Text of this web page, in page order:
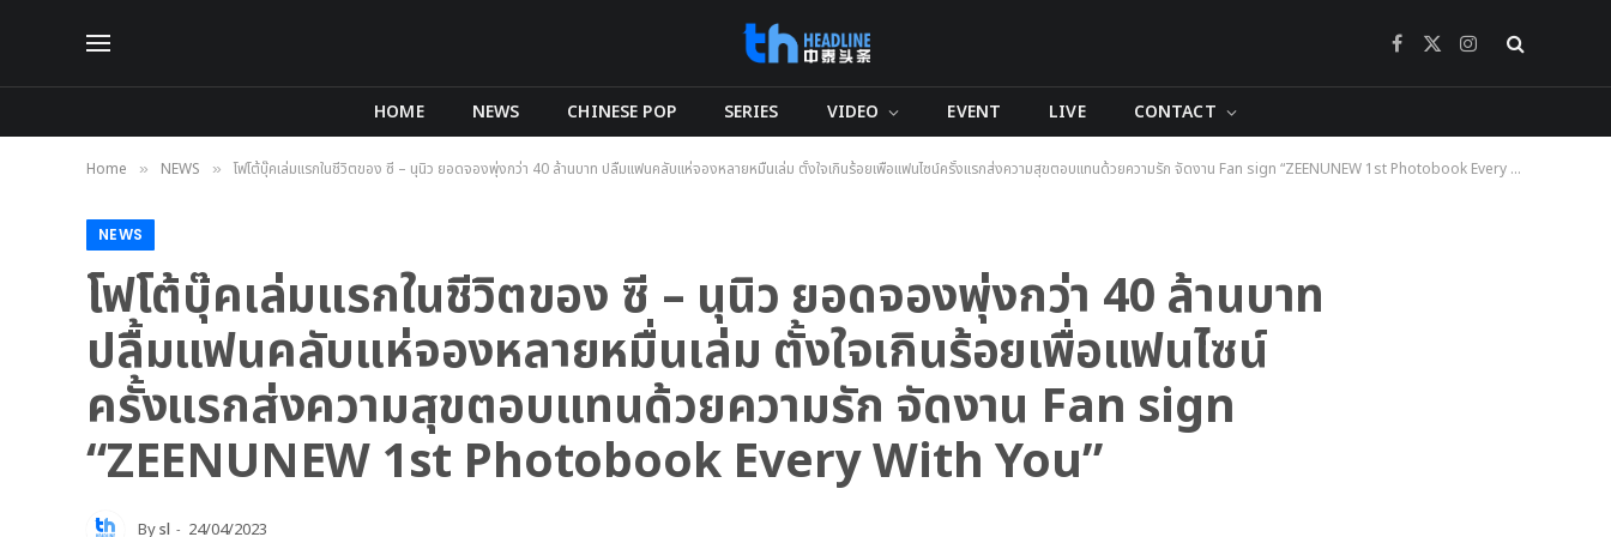
Facebook
X
Instagram
HOME NEWS CHINESE POP SERIES VIDEO EVENT LIVE CONTACT
Home » NEWS » โฟโต้บุ๊คเล่มแรกในชีวิตของ ซี – นุนิว ยอดจองพุ่งกว่า 40 ล้านบาท ปลื้มแฟนคลับแห่จองหลายหมื่นเล่ม ตั้งใจเกินร้อยเพื่อแฟนไซน์ครั้งแรกส่งความสุขตอบแทนด้วยความรัก จัดงาน Fan sign “ZEENUNEW 1st Photobook Every With You”
NEWS
โฟโต้บุ๊คเล่มแรกในชีวิตของ ซี – นุนิว ยอดจองพุ่งกว่า 40 ล้านบาท
ปลื้มแฟนคลับแห่จองหลายหมื่นเล่ม ตั้งใจเกินร้อยเพื่อแฟนไซน์
ครั้งแรกส่งความสุขตอบแทนด้วยความรัก จัดงาน Fan sign
“ZEENUNEW 1st Photobook Every With You”
Bysl 24/04/2023